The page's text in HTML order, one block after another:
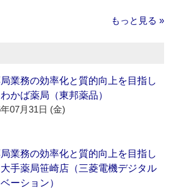
もっと見る »
局業務の効率化と質的向上を目指し
かば薬局（東邦薬品）
07月31日 (金)
局業務の効率化と質的向上を目指し
手薬局笹崎店（三菱電機デジタル
ーション）